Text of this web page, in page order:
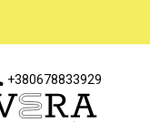
+380678833929